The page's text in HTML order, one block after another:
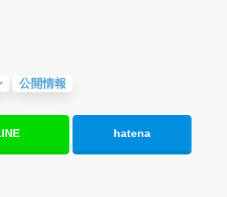
公開情報
hatena